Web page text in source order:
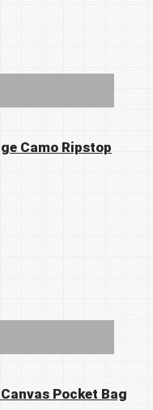
Camo Ripstop
Pocket Bag